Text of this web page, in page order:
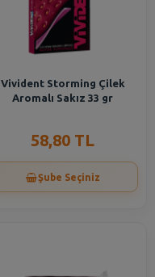
Vivident Storming Çilek
Aromalı Sakız 33 gr
58,80 TL
Şube Seçiniz